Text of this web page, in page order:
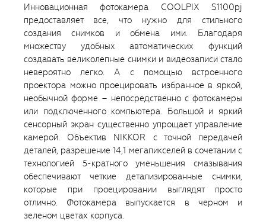
Инновационная фотокамера COOLPIX S1100pj
предоставляет все, что нужно для стильного
создания снимков и обмена ими. Благодаря
множеству удобных автоматических функций
создавать великолепные снимки и видеозаписи стало
невероятно легко. А с помощью встроенного
проектора можно проецировать избранное в яркой,
необычной форме – непосредственно с фотокамеры
или подключенного компьютера. Большой и яркий
сенсорный экран существенно упрощает управление
камерой. Объектив NIKKOR с точной передачей
деталей, разрешение 14,1 мегапикселей в сочетании с
технологией 5-кратного уменьшения смазывания
обеспечивают четкие детализированные снимки,
которые при проецировании выглядят просто
отлично. Фотокамера выпускается в черном и
зеленом цветах корпуса.